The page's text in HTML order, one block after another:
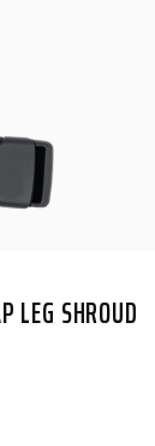
SHROUD